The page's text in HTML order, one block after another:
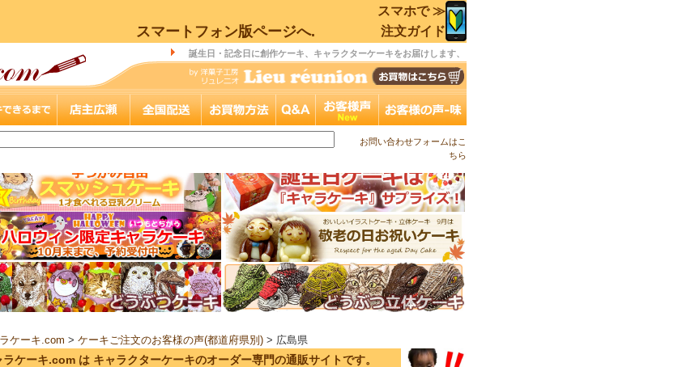
スマートフォン版ページへ.
スマホで ≫
注文ガイド
誕生日・記念日に創作ケーキ、キャラクターケーキをお届けします、
お問い合わせフォームはこ
ちら
ケーキ.com > ケーキご注文のお客様の声(都道府県別)> 広島県
ラケーキ.com は キャラクターケーキのオーダー専門の通販サイトです。